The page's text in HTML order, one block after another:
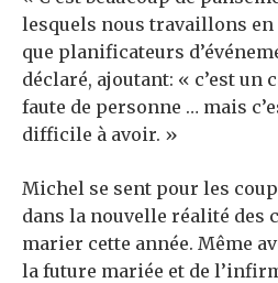
lesquels nous travaillons en
que planificateurs
déclaré, ajoutant: « c’est un
faute de personne … mais
difficile à avoir. »
Michel se sent pour les
dans la nouvelle réalité des
marier cette année. Même
la future mariée et de